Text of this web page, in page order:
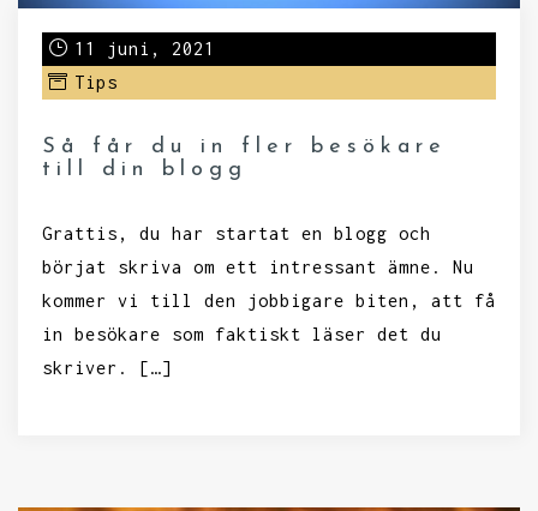
11 juni, 2021
Tips
Så får du in fler besökare
till din blogg
Grattis, du har startat en blogg och
börjat skriva om ett intressant ämne. Nu
kommer vi till den jobbigare biten, att få
in besökare som faktiskt läser det du
skriver. […]